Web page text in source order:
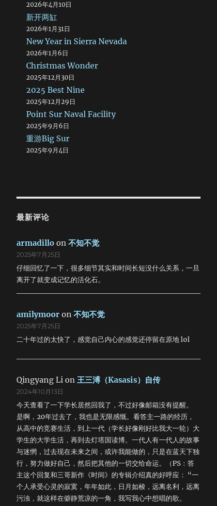
2026年4月10日
新开两缸
2026年1月31日
New Year in Sierra Nevada
2026年1月6日
Christmas Wonder
2025年12月30日
2025 Best Nine
2025年12月29日
Point Sur Naval Facility
2025年9月6日
重游Big Sur
2025年9月4日
最新评论
armadillo on不知不觉
2025年7月25日
仔细回忆了一下，很多细节其实和时间长短没什么关系，一旦
离开了就变成记忆的活化石。
amilymoor on不知不觉
2025年7月25日
二十年过的太快了，感觉自己内心的感觉还停留在原地 lol
Qingyang Li on王三溥（Kasasis）自传
2024年10月13日
今天查看了一下学长居然回我了，不过好像邮箱没有提醒。
是啊，20年过去了，我也是无限感慨。看答主一路的经历，
从高中的竞赛生活，到上一代（学长好像刚好比我大一轮）大
学生的大学生活，再到去灯塔国读博。一代人有一代人的故事
与迷惘，过去现在未来之间，或许我能做的，只是在蓝天下独
行，努力做好自己，然后把其他的一切交给命运。（PS：答
主这个回复和三哥新作《时间》的专辑介绍真的好呼应： “一
个人承受心灵的寂寞，年年如此，日月如梭，远离名利，远离
污浊，就这样在僻静荒凉的一角，我写我心中想唱的歌。